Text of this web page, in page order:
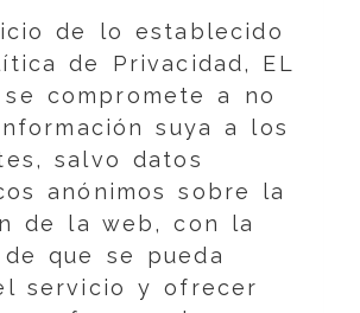
de lo establecido
de Privacidad, EL
se compromete a no
suya a los
salvo datos
anónimos sobre la
de la web, con la
que se pueda
servicio y ofrecer